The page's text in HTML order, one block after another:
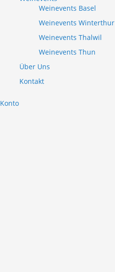
Weinevents Basel
Weinevents Winterthur
Weinevents Thalwil
Weinevents Thun
Über Uns
Kontakt
Konto